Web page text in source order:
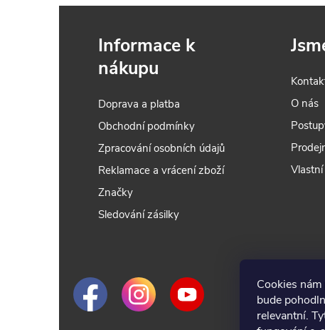
Cookies
bude
relevantní.
Informace k
nákupu
Doprava a platba
Obchodní podmínky
Zpracování osobních údajů
Reklamace a vrácení zboží
Značky
Sledování zásilky
O nás